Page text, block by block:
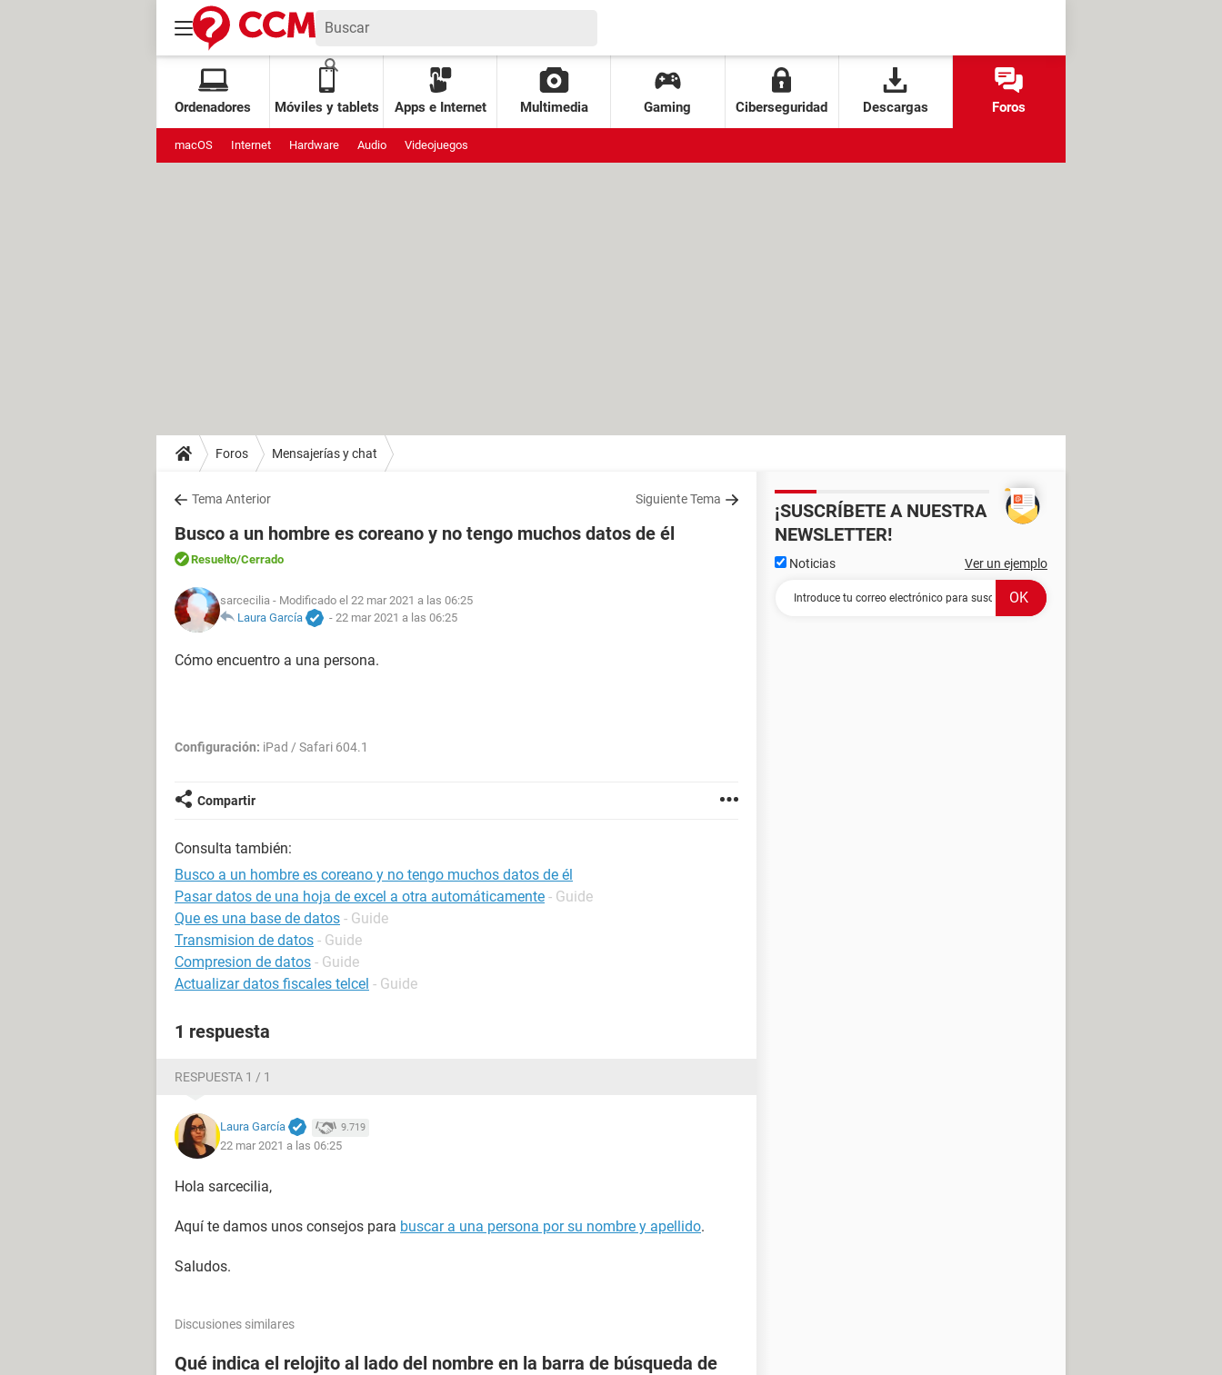
Ordenadores Móviles y tablets Apps e Internet Multimedia Gaming Ciberseguridad Descargas Foros
macOS Internet Hardware Audio Videojuegos
Foros Mensajerías y chat
Tema Anterior Siguiente Tema
Busco a un hombre es coreano y no tengo muchos datos de él
Resuelto/Cerrado
sarcecilia - Modificado el 22 mar 2021 a las 06:25
Laura García
- 22 mar 2021 a las 06:25
Cómo encuentro a una persona.
Configuración: iPad / Safari 604.1
Compartir
Consulta también:
Busco a un hombre es coreano y no tengo muchos datos de él
Pasar datos de una hoja de excel a otra automáticamente - Guide
Que es una base de datos - Guide
Transmision de datos - Guide
Compresion de datos - Guide
Actualizar datos fiscales telcel - Guide
1 respuesta
RESPUESTA 1 / 1
Laura García 9.719
22 mar 2021 a las 06:25
Hola sarcecilia,
Aquí te damos unos consejos para buscar a una persona por su nombre y apellido.
Saludos.
Discusiones similares
Qué indica el relojito al lado del nombre en la barra de búsqueda de
¡SUSCRÍBETE A NUESTRA
NEWSLETTER!
Noticias Ver un ejemplo